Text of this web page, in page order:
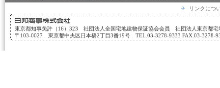
リンクにつ
東京都知事免許（16）323 社団法人全国宅地建物保証協会会員 社団法人東京都宅
〒103-0027 東京都中央区日本橋2丁目3番19号 TEL.03-3278-9333 FAX.03-3278-